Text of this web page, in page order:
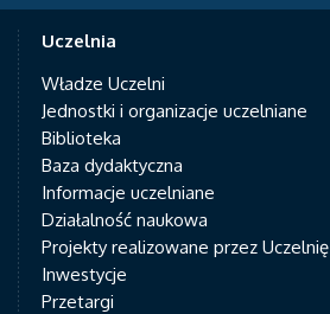
Uczelnia
Władze Uczelni
Jednostki i organizacje uczelniane
Biblioteka
Baza dydaktyczna
Informacje uczelniane
Działalność naukowa
Projekty realizowane przez Uczelnię
Inwestycje
Przetargi